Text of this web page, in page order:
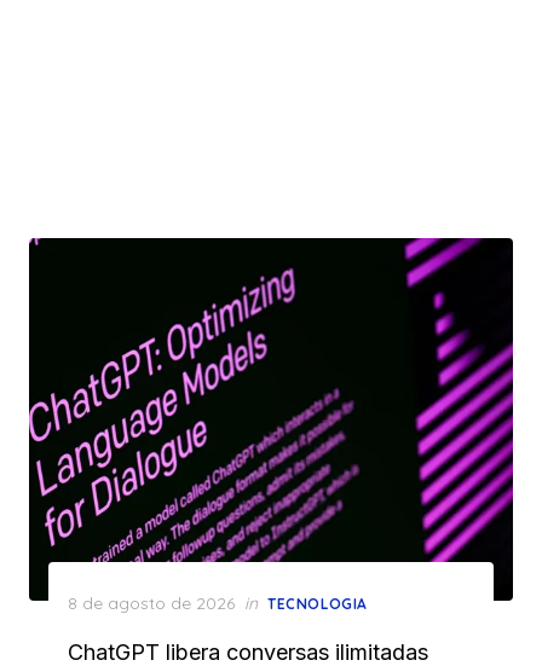
Posted
8 de agosto de 2026 in TECNOLOGIA
ChatGPT libera conversas ilimitadas